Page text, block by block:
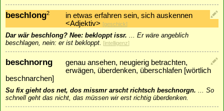
beschlong2
in etwas erfahren sein, sich auskennen
<Adjektiv> [geschick]
Dar wär beschlong? Nee: bekloppt issr.
Er wäre angeblich
beschlagen, nein: er ist bekloppt.
[intelligenz]
beschnorng
genau ansehen, neugierig betrachten,
erwägen, überdenken, überschlafen [wörtlich
beschnarchen]
Su fix gieht dos net, dos missmr arscht richtsch beschnorgn.
So
schnell geht das nicht, das müssen wir erst richtig überdenken.